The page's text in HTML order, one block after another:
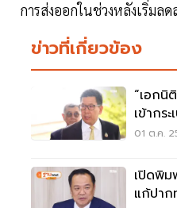
การส่งออกในช่วงหลังเริ่มล
ข่าวที่เกี่ยวข้อง
“เอกนิ
เข้ากร
01 ต.ค.
เปิดพิม
แก้ปา